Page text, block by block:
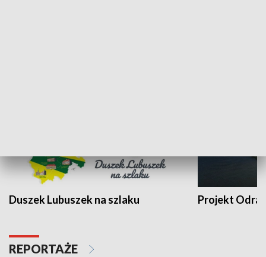
Duszek Lubuszek na szlaku Projekt Odra
REPORTAŻE